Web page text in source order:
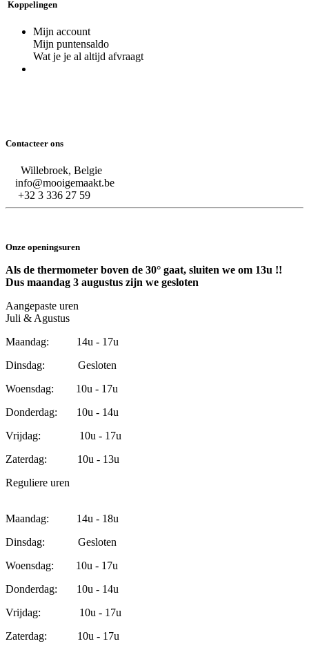
Koppelingen
Mijn account
Mijn puntensaldo
Wat je je al altijd afvraagt
Contacteer ons
Willebroek, Belgie
info@mooigemaakt.be
+32 3 336 27 59
Onze openingsuren
Als de thermometer boven de 30° gaat, sluiten we om 13u !!
Dus maandag 3 augustus zijn we gesloten
Aangepaste uren
Juli & Agustus
Maandag: 14u - 17u
Dinsdag: Gesloten
Woensdag: 10u - 17u
Donderdag: 10u - 14u
Vrijdag: 10u - 17u
Zaterdag: 10u - 13u
Reguliere uren
Maandag: 14u - 18u
Dinsdag: Gesloten
Woensdag: 10u - 17u
Donderdag: 10u - 14u
Vrijdag: 10u - 17u
Zaterdag: 10u - 17u